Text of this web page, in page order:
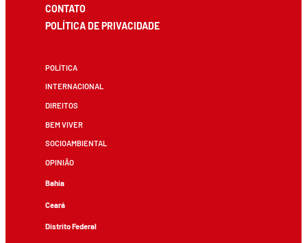
CONTATO
POLÍTICA DE PRIVACIDADE
POLÍTICA
INTERNACIONAL
DIREITOS
BEM VIVER
SOCIOAMBIENTAL
OPINIÃO
Bahia
Ceará
Distrito Federal